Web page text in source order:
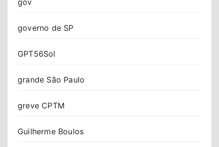
governo de SP
GPT56Sol
grande São Paulo
greve CPTM
Guilherme Boulos